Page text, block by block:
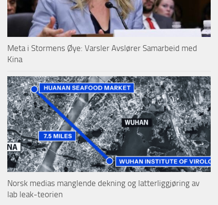
Meta i Stormens Øye: Varsler Avslører Samarbeid med
Kina
Norsk medias manglende dekning og latterliggjøring av
lab leak-teorien